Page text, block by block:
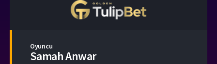
Oyuncu
Samah Anwar